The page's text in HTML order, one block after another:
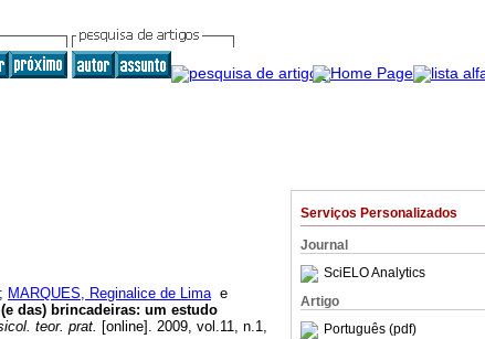
Serviços Personalizados
Journal
SciELO Analytics
Artigo
Português (pdf)
; MARQUES, Reginalice de Limae
das) brincadeiras: um estudo
teor. prat. [online]. 2009, vol.11, n.1,